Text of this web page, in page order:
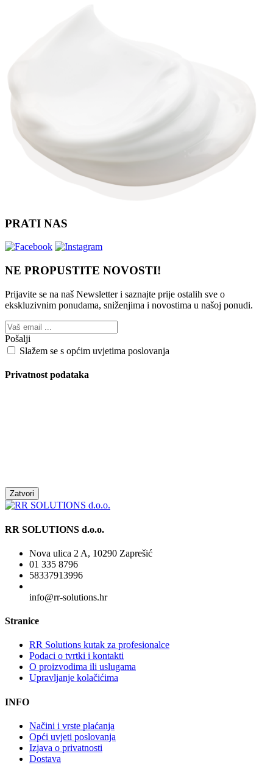
PRATI NAS
NE PROPUSTITE NOVOSTI!
Prijavite se na naš Newsletter i saznajte prije ostalih sve o
ekskluzivnim ponudama, sniženjima i novostima u našoj ponudi.
Pošalji
Slažem se s općim uvjetima poslovanja
Privatnost podataka
Zatvori
RR SOLUTIONS d.o.o.
Nova ulica 2 A, 10290 Zaprešić
01 335 8796
58337913996
info@rr-solutions.hr
Stranice
RR Solutions kutak za profesionalce
Podaci o tvrtki i kontakti
O proizvodima ili uslugama
Upravljanje kolačićima
INFO
Načini i vrste plaćanja
Opći uvjeti poslovanja
Izjava o privatnosti
Dostava